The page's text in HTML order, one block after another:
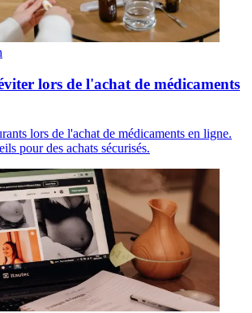
lors de l'achat de médicaments
lors de l'achat de médicaments en ligne.
pour des achats sécurisés.